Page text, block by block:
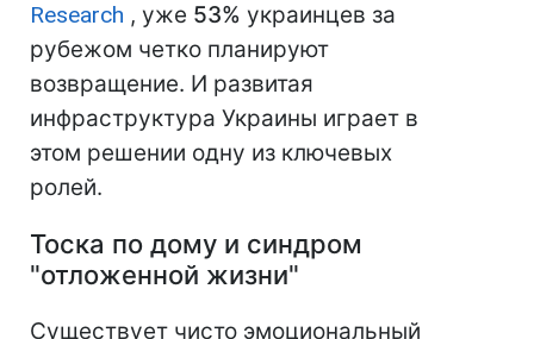
Research , уже 53% украинцев за
рубежом четко планируют
возвращение. И развитая
инфраструктура Украины играет в
этом решении одну из ключевых
ролей.
Тоска по дому и синдром
"отложенной жизни"
Существует чисто эмоциональный